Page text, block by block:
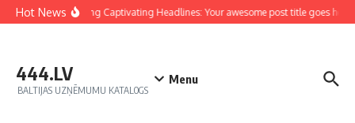
Hot NewsCrafting Captivating Headlines: Your awesome post title goes here
444.LV
BALTIJAS UZŅĒMUMU KATALOGS
Menu